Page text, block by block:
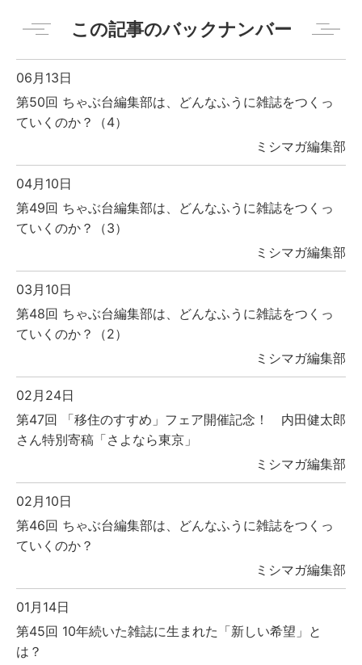
この記事のバックナンバー
06月13日
第50回 ちゃぶ台編集部は、どんなふうに雑誌をつくっ
ていくのか？（4）
ミシマガ編集部
04月10日
第49回 ちゃぶ台編集部は、どんなふうに雑誌をつくっ
ていくのか？（3）
ミシマガ編集部
03月10日
第48回 ちゃぶ台編集部は、どんなふうに雑誌をつくっ
ていくのか？（2）
ミシマガ編集部
02月24日
第47回 「移住のすすめ」フェア開催記念！ 内田健太郎
さん特別寄稿「さよなら東京」
ミシマガ編集部
02月10日
第46回 ちゃぶ台編集部は、どんなふうに雑誌をつくっ
ていくのか？
ミシマガ編集部
01月14日
第45回 10年続いた雑誌に生まれた「新しい希望」と
は？